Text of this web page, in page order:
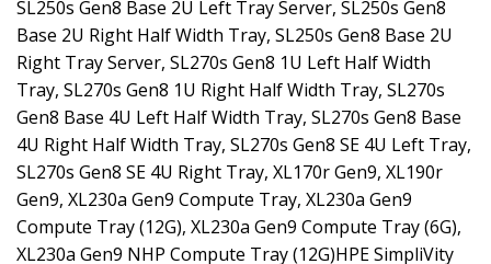
SL250s Gen8 Base 2U Left Tray Server, SL250s Gen8
Base 2U Right Half Width Tray, SL250s Gen8 Base 2U
Right Tray Server, SL270s Gen8 1U Left Half Width
Tray, SL270s Gen8 1U Right Half Width Tray, SL270s
Gen8 Base 4U Left Half Width Tray, SL270s Gen8 Base
4U Right Half Width Tray, SL270s Gen8 SE 4U Left Tray,
SL270s Gen8 SE 4U Right Tray, XL170r Gen9, XL190r
Gen9, XL230a Gen9 Compute Tray, XL230a Gen9
Compute Tray (12G), XL230a Gen9 Compute Tray (6G),
XL230a Gen9 NHP Compute Tray (12G)HPE SimpliVity